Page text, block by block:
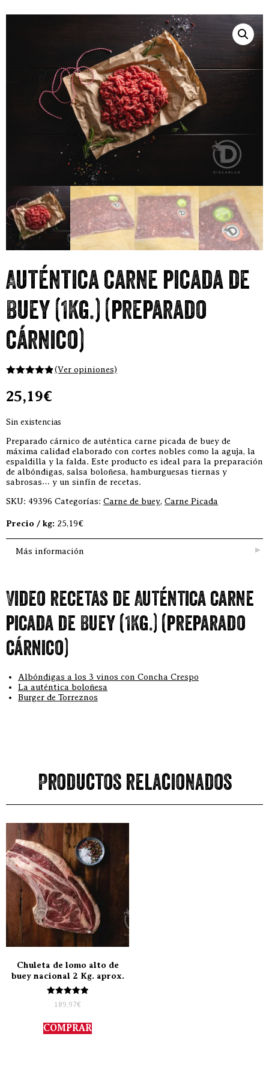
Auténtica carne picada de
Buey (1Kg.) (preparado
cárnico)
5
(Ver opiniones)
25,19€
Sin existencias
Preparado cárnico de auténtica carne picada de buey de
máxima calidad elaborado con cortes nobles como la aguja, la
espaldilla y la falda. Este producto es ideal para la preparación
de albóndigas, salsa boloñesa, hamburguesas tiernas y
sabrosas… y un sinfín de recetas.
SKU: 49396 Categorías: Carne de buey, Carne Picada
Precio / kg: 25,19€
Más información
Video recetas de Auténtica carne
picada de Buey (1Kg.) (preparado
cárnico)
Albóndigas a los 3 vinos con Concha Crespo
La auténtica boloñesa
Burger de Torreznos
Productos relacionados
Chuleta de lomo alto de
buey nacional 2 Kg. aprox.
Valorado
con
de 5
189,97€
COMPRAR